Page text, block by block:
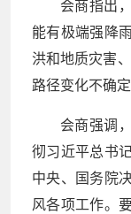
会商指出
能有极端强降
洪和地质灾害
路径变化不确
会商强调
彻习近平总书
中央、国务院
风各项工作。